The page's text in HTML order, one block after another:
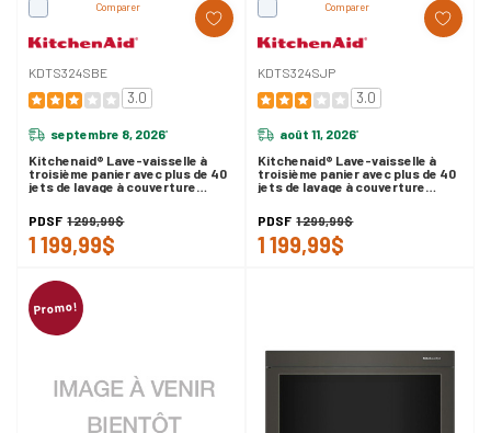
Comparer
KDTS324SBE
3.0
septembre 8, 2026*
Kitchenaid® Lave-vaisselle à
troisième panier avec plus de 40
jets de lavage à couverture
PDSF 1 299,99$
1 199,99$
Comparer
KDTS324SJP
3.0
août 11, 2026*
Kitchenaid® Lave-vaisselle à
troisième panier avec plus de 40
jets de lavage à couverture
PDSF 1 299,99$
1 199,99$
Promo!